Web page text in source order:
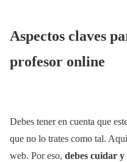
Aspectos claves
profesor online
Debes tener en cuenta que
que no lo trates como tal.
web. Por eso, debes cuidar y